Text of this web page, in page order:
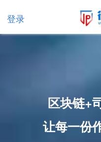
登录
区块链+
让每一份